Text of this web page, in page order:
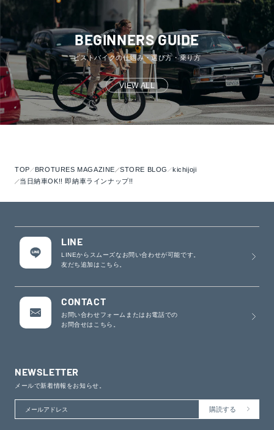
BEGINNERS GUIDE
ピストバイクの仕組み・選び方・乗り方
VIEW ALL
TOP BROTURES MAGAZINE STORE BLOG
kichijoji
当日納車OK!! 即納車ラインナップ!!
LINE
LINEからスムーズなお問い合わせが可能です。
友だち追加はこちら。
CONTACT
お問い合わせフォームまたはお電話での
お問合せはこちら。
NEWSLETTER
メールで新着情報をお知らせ。
Email 購読する